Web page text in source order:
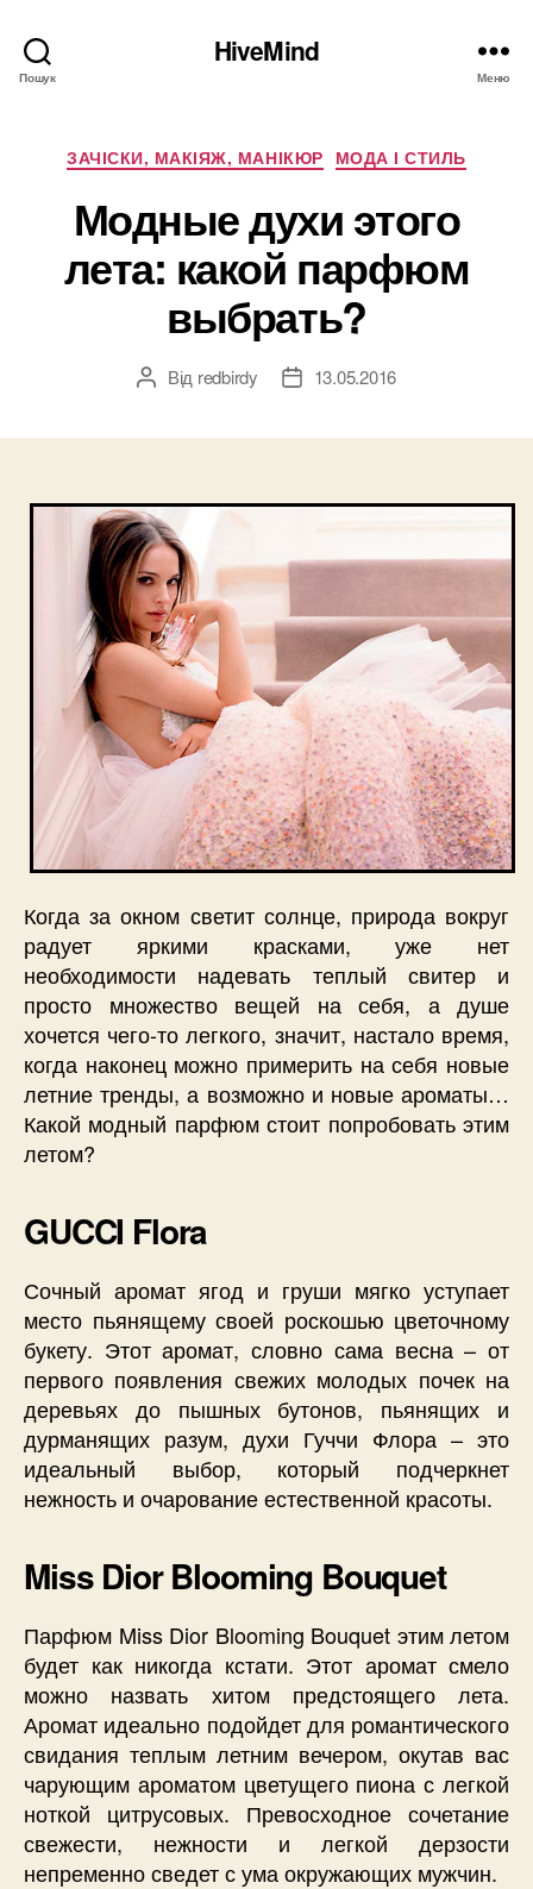
Пошук
HiveMind
Меню
Категорії
ЗАЧІСКИ, МАКІЯЖ, МАНІКЮР МОДА І СТИЛЬ
Модные духи этого
лета: какой парфюм
выбрать?
Автор
Від redbirdy
Дата13.05.2016
Когда за окном светит солнце, природа вокруг
радует яркими красками, уже нет
необходимости надевать теплый свитер и
просто множество вещей на себя, а душе
хочется чего-то легкого, значит, настало время,
когда наконец можно примерить на себя новые
летние тренды, а возможно и новые ароматы…
Какой модный парфюм стоит попробовать этим
летом?
GUCCI Flora
Сочный аромат ягод и груши мягко уступает
место пьянящему своей роскошью цветочному
букету. Этот аромат, словно сама весна – от
первого появления свежих молодых почек на
деревьях до пышных бутонов, пьянящих и
дурманящих разум, духи Гуччи Флора – это
идеальный выбор, который подчеркнет
нежность и очарование естественной красоты.
Miss Dior Blooming Bouquet
Парфюм Miss Dior Blooming Bouquet этим летом
будет как никогда кстати. Этот аромат смело
можно назвать хитом предстоящего лета.
Аромат идеально подойдет для романтического
свидания теплым летним вечером, окутав вас
чарующим ароматом цветущего пиона с легкой
ноткой цитрусовых. Превосходное сочетание
свежести, нежности и легкой дерзости
непременно сведет с ума окружающих мужчин.